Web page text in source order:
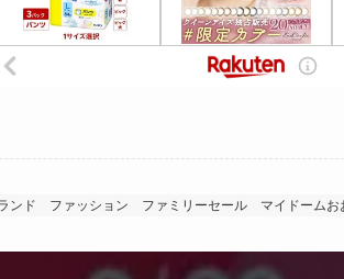
ンド ファッション ファミリーセール マイドームお